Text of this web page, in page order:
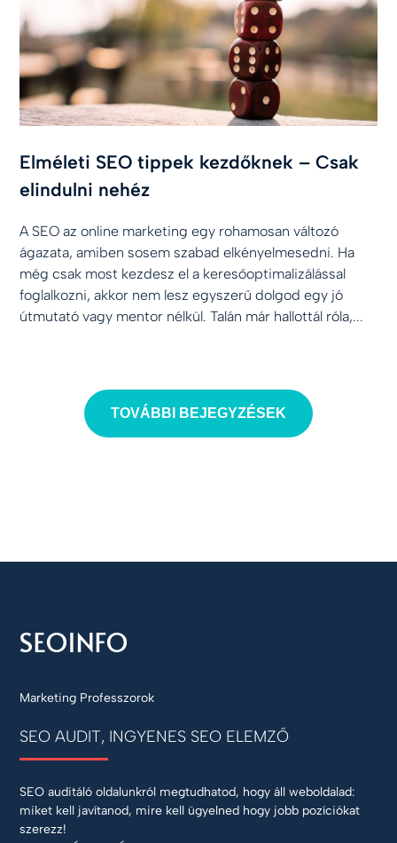
Elméleti SEO tippek kezdőknek – Csak
elindulni nehéz
A SEO az online marketing egy rohamosan változó
ágazata, amiben sosem szabad elkényelmesedni. Ha
még csak most kezdesz el a keresőoptimalizálással
foglalkozni, akkor nem lesz egyszerű dolgod egy jó
útmutató vagy mentor nélkül. Talán már hallottál róla,...
TOVÁBBI BEJEGYZÉSEK
Marketing Professzorok
SEO AUDIT, INGYENES SEO ELEMZŐ
SEO auditáló oldalunkról megtudhatod, hogy áll weboldalad:
miket kell javítanod, mire kell ügyelned hogy jobb pozíciókat
szerezz!